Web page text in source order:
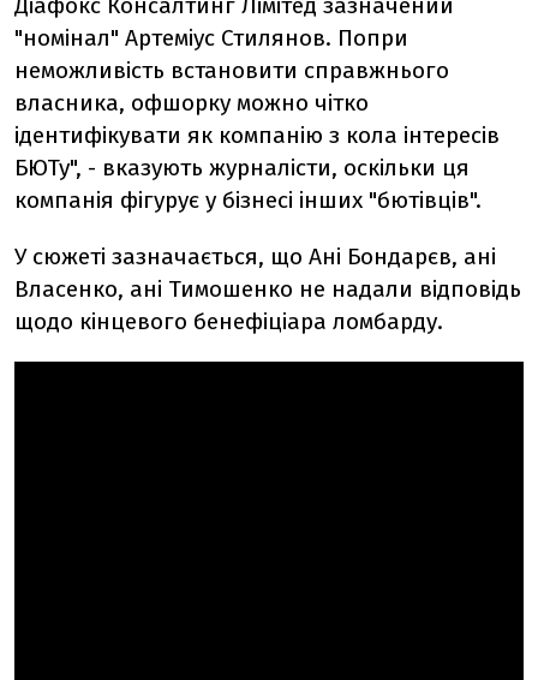
"номінал" Артеміус Стилянов. Попри
неможливість встановити справжнього
власника, офшорку можно чітко
ідентифікувати як компанію з кола інтересів
БЮТу", - вказують журналісти, оскільки ця
компанія фігурує у бізнесі інших "бютівців".
У сюжеті зазначається, що Ані Бондарєв, ані
Власенко, ані Тимошенко не надали відповідь
щодо кінцевого бенефіціара ломбарду.